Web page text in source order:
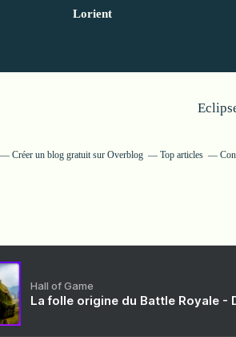
Lorient
Créer un blog gratuit sur Overblog Top articles
Hall of Game
La folle origine du Battle Royale -